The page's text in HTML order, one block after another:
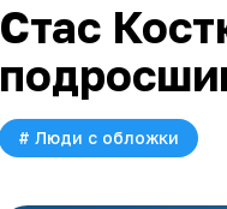
Стас
# Люди с обложки